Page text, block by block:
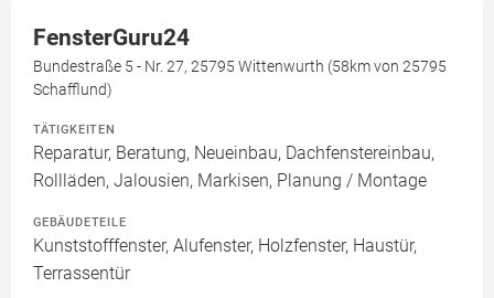
FensterGuru24
Bundestraße 5 - Nr. 27, 25795 Wittenwurth (58km von 25795
Schafflund)
TÄTIGKEITEN
Reparatur, Beratung, Neueinbau, Dachfenstereinbau,
Rollläden, Jalousien, Markisen, Planung / Montage
GEBÄUDETEILE
Kunststofffenster, Alufenster, Holzfenster, Haustür,
Terrassentür